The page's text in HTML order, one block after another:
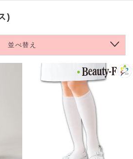
)
並べ替え